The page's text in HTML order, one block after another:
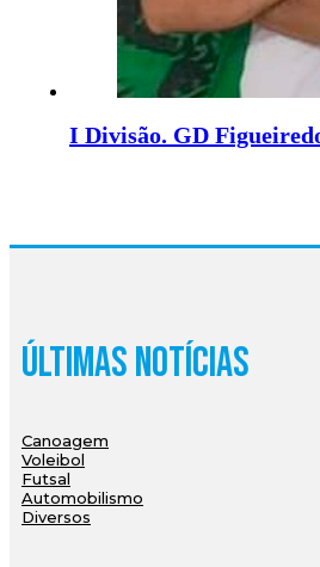
I Divisão. GD
Últimas Notícias
Canoagem
Voleibol
Futsal
Automobilismo
Diversos